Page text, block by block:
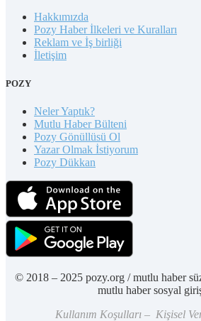
Hakkımızda
Pozy Haber İlkeleri ve Kuralları
Reklam ve İş birliği
İletişim
POZY
Neler Yaptık?
Mutlu Haber Bülteni
Pozy Gönüllüsü Ol
Yazar Olmak İstiyorum
Pozy Dükkan
© 2018 – 2025 pozy.org / mutlu haber
mutlu haber sosyal
Kullanım Koşulları – Kişisel